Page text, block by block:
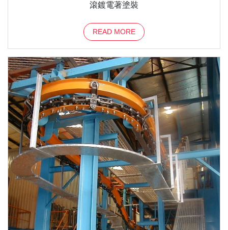
滾鍍電著塗裝
READ MORE